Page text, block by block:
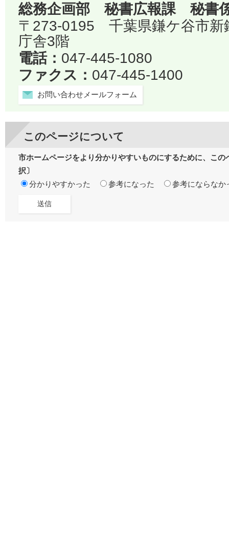
総務企画部 秘書広報課 秘書
〒273-0195 千葉県鎌ケ谷市
庁舎3階
電話： 047-445-1080
ファクス： 047-445-1400
お問い合わせメールフォーム
このページについて
市ホームページをより分かりやすいものにするために、こ
択〕
分かりやすかった
参考になった 参考にならなか